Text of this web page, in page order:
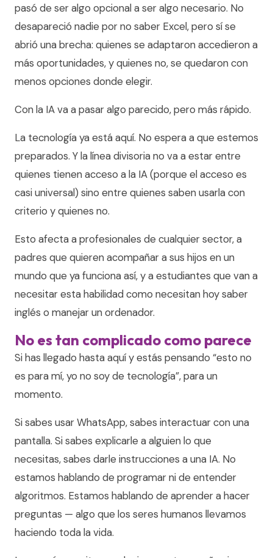
pasó de ser algo opcional a ser algo necesario. No
desapareció nadie por no saber Excel, pero sí se
abrió una brecha: quienes se adaptaron accedieron a
más oportunidades, y quienes no, se quedaron con
menos opciones donde elegir.
Con la IA va a pasar algo parecido, pero más rápido.
La tecnología ya está aquí. No espera a que estemos
preparados. Y la línea divisoria no va a estar entre
quienes tienen acceso a la IA (porque el acceso es
casi universal) sino entre quienes saben usarla con
criterio y quienes no.
Esto afecta a profesionales de cualquier sector, a
padres que quieren acompañar a sus hijos en un
mundo que ya funciona así, y a estudiantes que van a
necesitar esta habilidad como necesitan hoy saber
inglés o manejar un ordenador.
No es tan complicado como parece
Si has llegado hasta aquí y estás pensando “esto no
es para mí, yo no soy de tecnología”, para un
momento.
Si sabes usar WhatsApp, sabes interactuar con una
pantalla. Si sabes explicarle a alguien lo que
necesitas, sabes darle instrucciones a una IA. No
estamos hablando de programar ni de entender
algoritmos. Estamos hablando de aprender a hacer
preguntas — algo que los seres humanos llevamos
haciendo toda la vida.